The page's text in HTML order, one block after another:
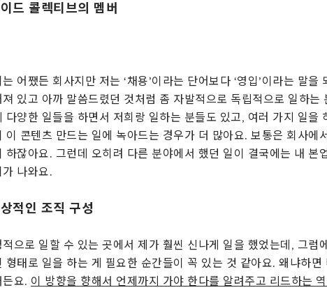
드 콜렉티브의 멤버
어쨌든 회사지만 저는 ‘채용’이라는 단어보다 ‘영입’이라는 말
져 있고 아까 말씀드렸던 것처럼 좀 자발적으로 독립적으로 일하
다양한 일들을 하면서 저희랑 일하는 분들도 있고, 여러 가지 일을
이 콘텐츠 만드는 일에 녹아드는 경우가 더 많아요. 보통은 회사에
하잖아요. 그런데 오히려 다른 분야에서 했던 일이 결국에는 내 본
가 나와요.
적인 조직 구성
적으로 일할 수 있는 곳에서 제가 훨씬 신나게 일을 했었는데, 그럼
형태로 일을 하는 게 필요한 순간들이 꼭 있는 것 같아요. 왜냐하
요. 이 방향을 향해서 언제까지 가야 한다를 알려주고 리드하는